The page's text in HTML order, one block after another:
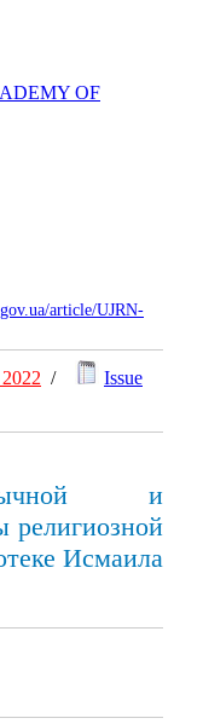
OF
article/UJRN-
/
Issue
и
религиозной
Исмаила